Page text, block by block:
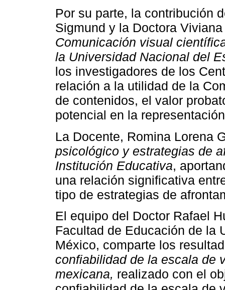
Por su parte, la contribución
Sigmund y la Doctora
Comunicación visual
la Universidad Nacional del
los investigadores de los
relación a la utilidad de la
de contenidos, el valor
potencial en la
La Docente, Romina Lorena
psicológico y estrategias de
Institución Educativa,
una relación significativa
tipo de estrategias de
El equipo del Doctor Rafael
Facultad de Educación de la
México, comparte los
confiabilidad de la escala de
mexicana, realizado con el